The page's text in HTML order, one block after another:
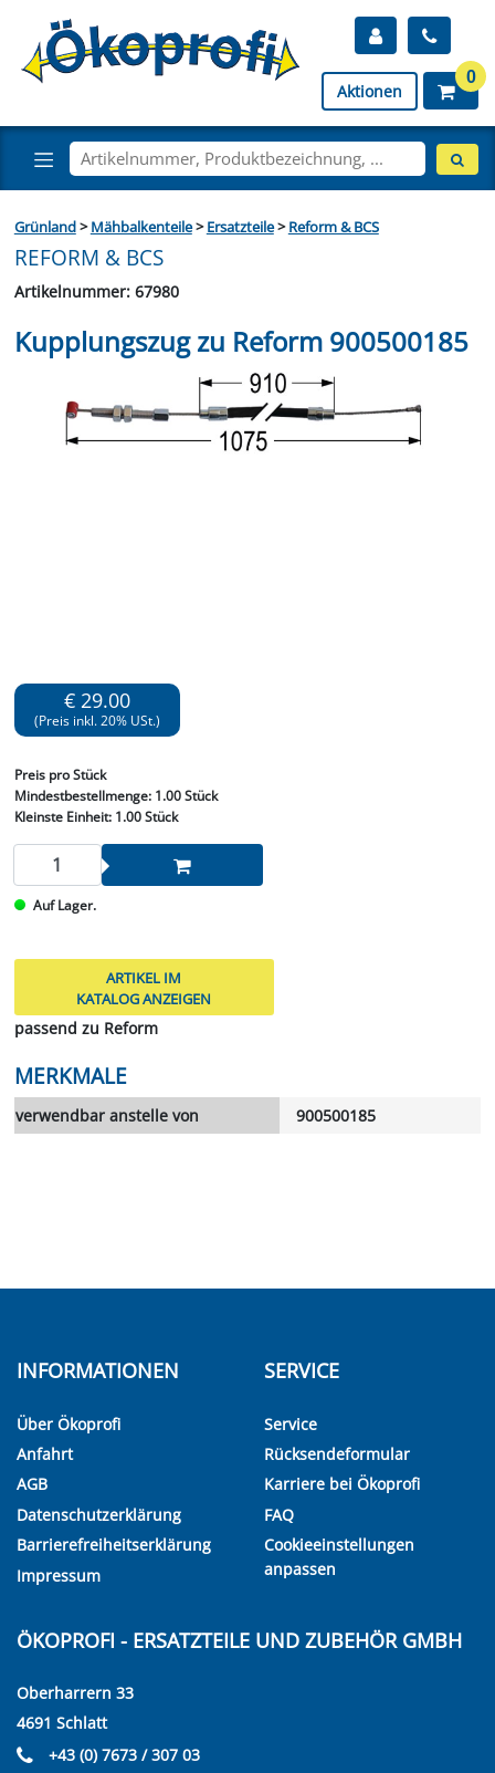
Aktionen
0
Grünland>Mähbalkenteile>Ersatzteile>Reform & BCS
REFORM & BCS
Artikelnummer: 67980
Kupplungszug zu Reform 900500185
€ 29.00
(Preis inkl. 20% USt.)
Preis pro Stück
Mindestbestellmenge: 1.00 Stück
Kleinste Einheit:1.00 Stück
Auf Lager.
ARTIKEL IM
KATALOG ANZEIGEN
passend zu Reform
MERKMALE
verwendbar anstelle von 900500185
INFORMATIONEN
Über Ökoprofi
Anfahrt
AGB
Datenschutzerklärung
Barrierefreiheitserklärung
Impressum
SERVICE
Service
Rücksendeformular
Karriere bei Ökoprofi
FAQ
Cookieeinstellungen
anpassen
ÖKOPROFI - ERSATZTEILE UND ZUBEHÖR GMBH
Oberharrern 33
4691 Schlatt
+43 (0) 7673 / 307 03